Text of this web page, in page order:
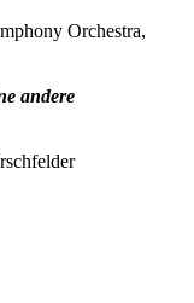
Orchestra,
andere